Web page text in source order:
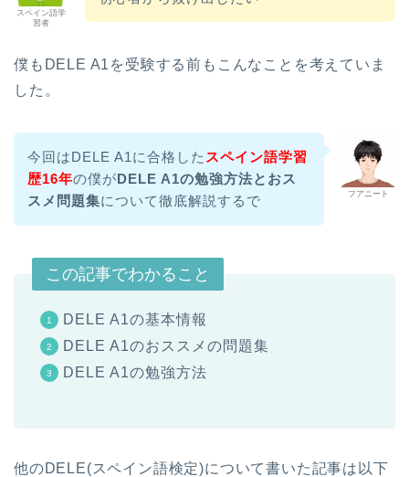
スペイン語学
習者
僕もDELE A1を受験する前もこんなことを考えていま
した。
フアニート
今回はDELE A1に合格した スペイン語学習
歴16年の僕がDELE A1の勉強方法とおス
スメ問題集について徹底解説するで
この記事でわかること
DELE A1の基本情報
DELE A1のおススメの問題集
DELE A1の勉強方法
他のDELE(スペイン語検定)について書いた記事は以下